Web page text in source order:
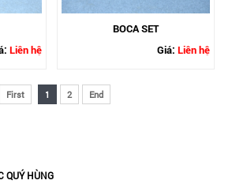
Liên hệ
BOCA SET
Giá:Liên hệ
First 1 2 End
QUÝ HÙNG